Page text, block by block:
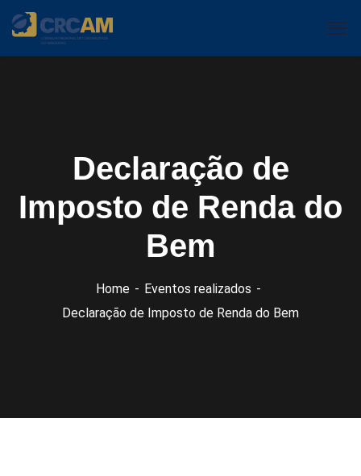
Declaração de
Imposto de Renda do
Bem
Home
Eventos realizados
Declaração de Imposto de Renda do Bem